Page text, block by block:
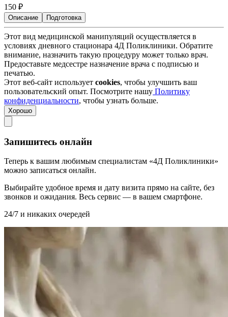
150 ₽
Описание Подготовка
Этот вид медицинской манипуляций осуществляется в
условиях дневного стационара 4Д Поликлиники. Обратите
внимание, назначить такую процедуру может только врач.
Предоставьте медсестре назначение врача с подписью и
печатью.
Этот веб-сайт использует cookies, чтобы улучшить ваш
пользовательский опыт. Посмотрите нашу Политику
конфиденциальности, чтобы узнать больше.
Хорошо
Запишитесь онлайн
Теперь к вашим любимым специалистам «4Д Поликлиники»
можно записаться онлайн.
Выбирайте удобное время и дату визита прямо на сайте, без
звонков и ожидания. Весь сервис — в вашем смартфоне.
24/7 и никаких очередей